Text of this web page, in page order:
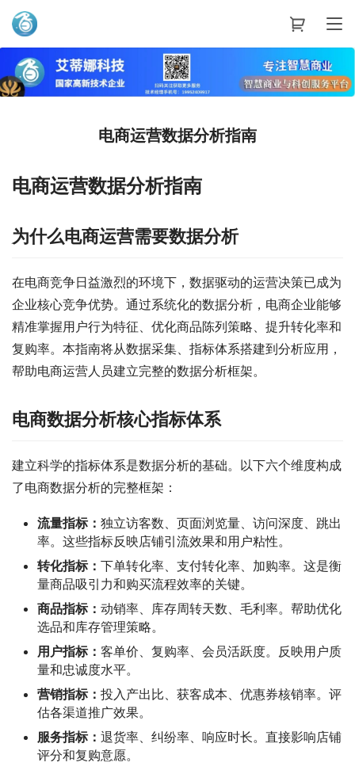
艾蒂娜科技
电商运营数据分析指南
电商运营数据分析指南
为什么电商运营需要数据分析
在电商竞争日益激烈的环境下，数据驱动的运营决策已成为
企业核心竞争优势。通过系统化的数据分析，电商企业能够
精准掌握用户行为特征、优化商品陈列策略、提升转化率和
复购率。本指南将从数据采集、指标体系搭建到分析应用，
帮助电商运营人员建立完整的数据分析框架。
电商数据分析核心指标体系
建立科学的指标体系是数据分析的基础。以下六个维度构成
了电商数据分析的完整框架：
流量指标： 独立访客数、页面浏览量、访问深度、跳出
率。这些指标反映店铺引流效果和用户粘性。
转化指标： 下单转化率、支付转化率、加购率。这是衡
量商品吸引力和购买流程效率的关键。
商品指标： 动销率、库存周转天数、毛利率。帮助优化
选品和库存管理策略。
用户指标： 客单价、复购率、会员活跃度。反映用户质
量和忠诚度水平。
营销指标： 投入产出比、获客成本、优惠券核销率。评
估各渠道推广效果。
服务指标： 退货率、纠纷率、响应时长。直接影响店铺
评分和复购意愿。